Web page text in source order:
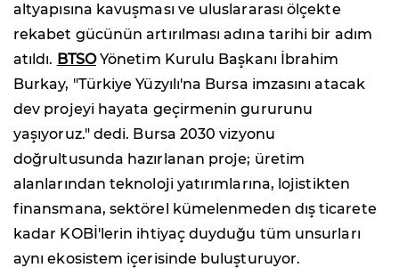
altyapısına kavuşması ve uluslararası ölçekte
rekabet gücünün artırılması adına tarihi bir adım
atıldı. BTSOYönetim Kurulu Başkanı İbrahim
Burkay, "Türkiye Yüzyılı'na Bursa imzasını atacak
dev projeyi hayata geçirmenin gururunu
yaşıyoruz." dedi. Bursa 2030 vizyonu
doğrultusunda hazırlanan proje; üretim
alanlarından teknoloji yatırımlarına, lojistikten
finansmana, sektörel kümelenmeden dış ticarete
kadar KOBİ'lerin ihtiyaç duyduğu tüm unsurları
aynı ekosistem içerisinde buluşturuyor.